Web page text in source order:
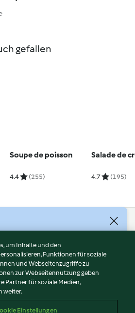
gefallen
Soupe de poisson
4.4 (255)
Salade de
4.7 (195)
um Inhalte und den
Funktionen für soziale
und Webseitenzugriffe zu
zur Webseitennutzung geben
Partner für soziale Medien,
weiter.
Einstellungen